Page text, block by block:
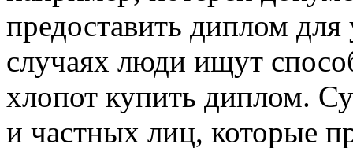
предоставить диплом для
случаях люди ищут
хлопот купить диплом.
и частных лиц, которые